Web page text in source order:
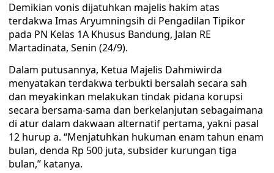
Demikian vonis dijatuhkan majelis hakim atas
terdakwa Imas Aryumningsih di Pengadilan Tipikor
pada PN Kelas 1A Khusus Bandung, Jalan RE
Martadinata, Senin (24/9).
Dalam putusannya, Ketua Majelis Dahmiwirda
menyatakan terdakwa terbukti bersalah secara sah
dan meyakinkan melakukan tindak pidana korupsi
secara bersama-sama dan berkelanjutan sebagaimana
di atur dalam dakwaan alternatif pertama, yakni pasal
12 hurup a. “Menjatuhkan hukuman enam tahun enam
bulan, denda Rp 500 juta, subsider kurungan tiga
bulan,” katanya.